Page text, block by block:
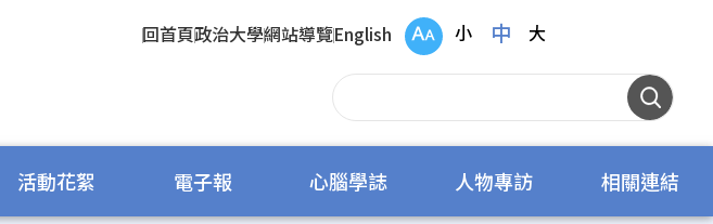
回首頁政治大學網站導覽English 小 中 大
活動花絮 電子報 心腦學誌 人物專訪 相關連結